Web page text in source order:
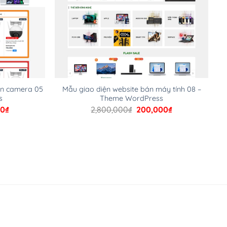
camera 05
₫Giá
Mẫu giao diện website bán máy tính 08 –
Theme WordPress
2,800,000₫ Giá
200,000₫Giá